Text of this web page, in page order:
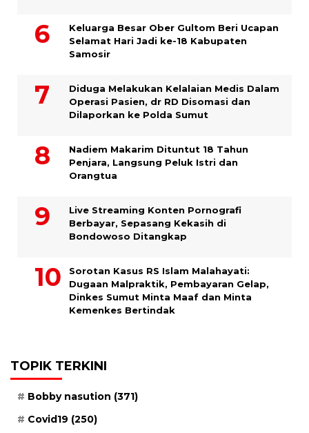
Keluarga Besar Ober Gultom Beri Ucapan
Selamat Hari Jadi ke-18 Kabupaten
Samosir
Diduga Melakukan Kelalaian Medis Dalam
Operasi Pasien, dr RD Disomasi dan
Dilaporkan ke Polda Sumut
​Nadiem Makarim Dituntut 18 Tahun
Penjara, Langsung Peluk Istri dan
Orangtua
Live Streaming Konten Pornografi
Berbayar, Sepasang Kekasih di
Bondowoso Ditangkap
Sorotan Kasus RS Islam Malahayati:
Dugaan Malpraktik, Pembayaran Gelap,
Dinkes Sumut Minta Maaf dan Minta
Kemenkes Bertindak
TOPIK TERKINI
Bobby nasution (371)
Covid19 (250)